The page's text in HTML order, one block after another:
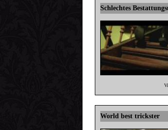
Schlechtes
World best trickster